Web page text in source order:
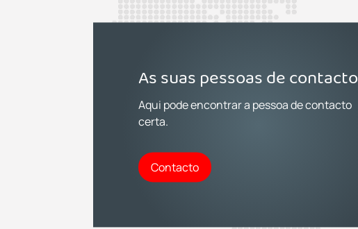
As suas pessoas de contacto
Aqui pode encontrar a pessoa de contacto
certa.
Contacto